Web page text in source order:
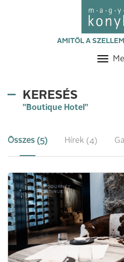
AMITŐL A
KERESÉS
"Boutique Hotel"
Összes (5) Hírek (4)